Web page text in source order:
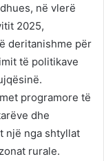
në vlerë
2025,
deritanishme për
të politikave
programore të
dhe
një nga shtyllat
rurale.